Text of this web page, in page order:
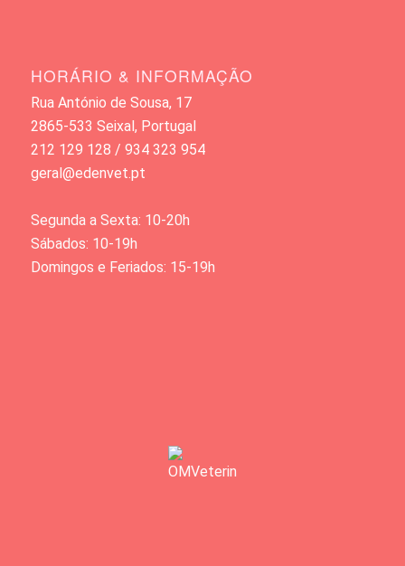
HORÁRIO & INFORMAÇÃO
Rua António de Sousa, 17
2865-533 Seixal, Portugal
212 129 128 / 934 323 954
geral@edenvet.pt
Segunda a Sexta: 10-20h
Sábados: 10-19h
Domingos e Feriados: 15-19h